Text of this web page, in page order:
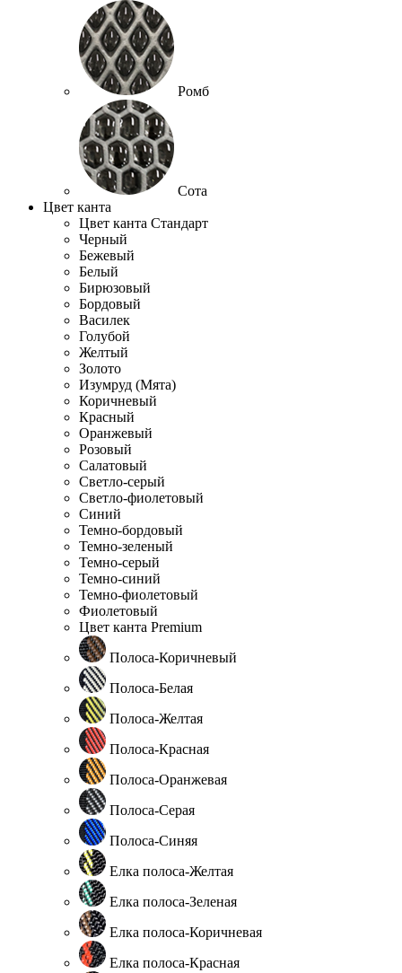
Ромб
Сота
Цвет канта
Цвет канта Стандарт
Черный
Бежевый
Белый
Бирюзовый
Бордовый
Василек
Голубой
Желтый
Золото
Изумруд (Мята)
Коричневый
Красный
Оранжевый
Розовый
Салатовый
Светло-серый
Светло-фиолетовый
Синий
Темно-бордовый
Темно-зеленый
Темно-серый
Темно-синий
Темно-фиолетовый
Фиолетовый
Цвет канта Premium
Полоса-Коричневый
Полоса-Белая
Полоса-Желтая
Полоса-Красная
Полоса-Оранжевая
Полоса-Серая
Полоса-Синяя
Елка полоса-Желтая
Елка полоса-Зеленая
Елка полоса-Коричневая
Елка полоса-Красная